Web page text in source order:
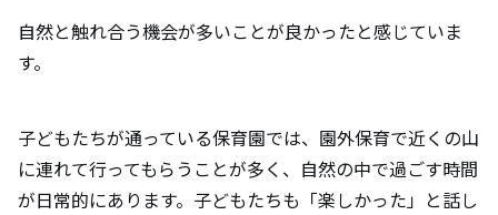
自然と触れ合う機会が多いことが良かったと感じていま
す。
子どもたちが通っている保育園では、園外保育で近くの山
に連れて行ってもらうことが多く、自然の中で過ごす時間
が日常的にあります。子どもたちも「楽しかった」と話し